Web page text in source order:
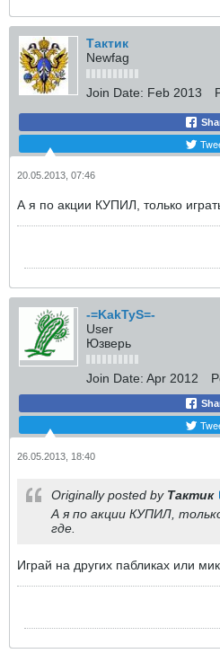
Тактик
Newfag
Join Date: Feb 2013
20.05.2013, 07:46
А я по акции КУПИЛ, только
-=KakTyS=-
User
Юзверь
Join Date: Apr 2012
26.05.2013, 18:40
Originally posted by Тактик
А я по акции КУПИЛ,
где.
Играй на других пабликах или